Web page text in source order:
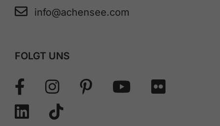
info@achensee.com
FOLGT UNS